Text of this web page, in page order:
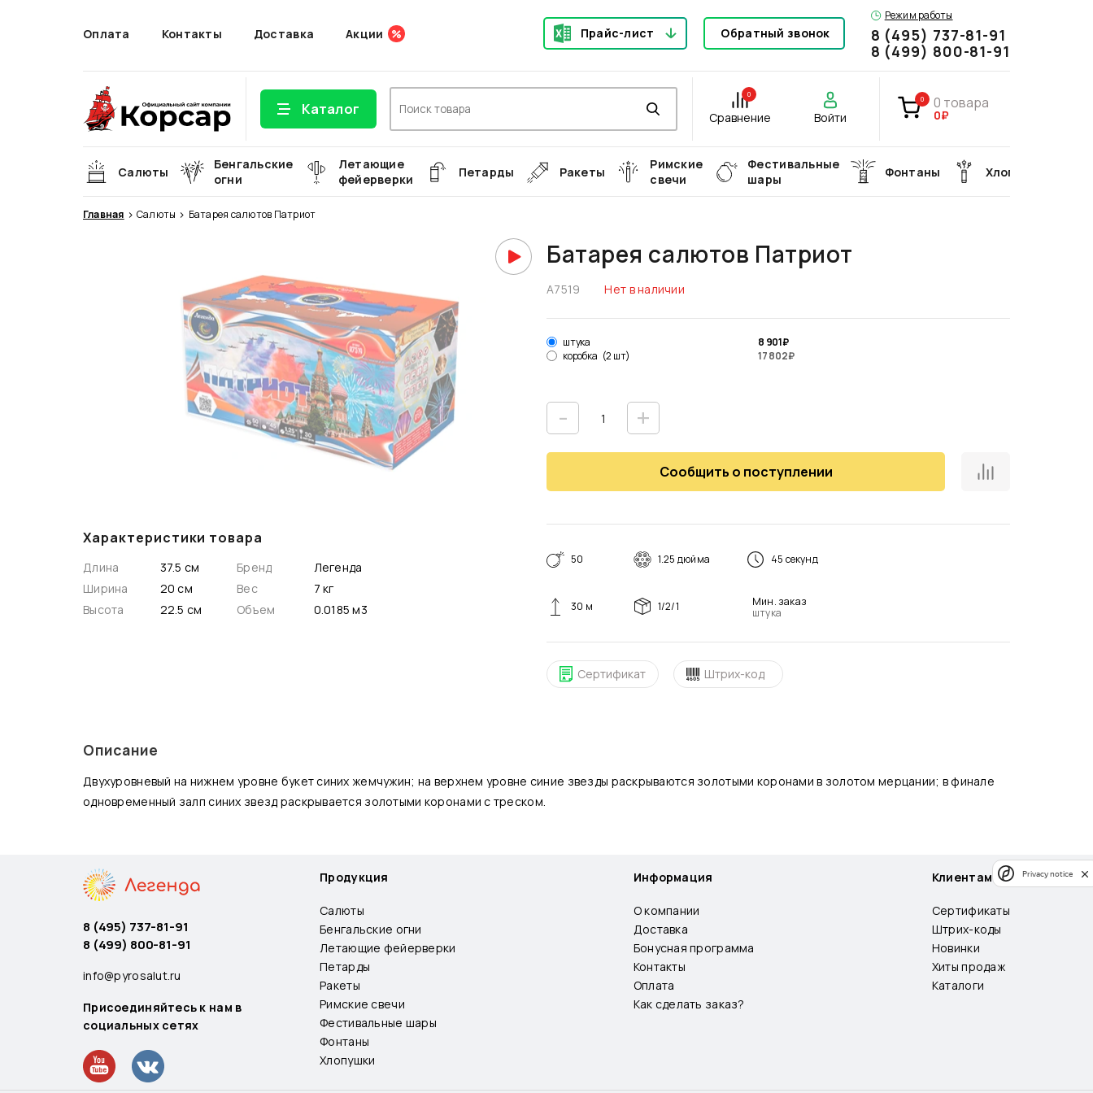
Оплата Контакты Доставка Акции Прайс-лист Обратный звонок
Режим работы
8 (495) 737-81-91
8 (499) 800-81-91
Каталог
0
Сравнение Войти
0 0 товара
0₽
Салюты
Бенгальские
огни
Летающие
фейерверки
Петарды Ракеты
Римские
свечи
Фестивальные
шары
Фонтаны Хлопушки
Главная Салюты Батарея салютов Патриот
Батарея салютов Патриот
А7519 Нет в наличии
штука 8 901₽
коробка (2 шт) 17 802₽
- +
Сообщить о поступлении
Характеристики товара
Длина
37.5 см
Ширина
20 см
Высота
22.5 см
Бренд
Легенда
Вес
7 кг
Объем
0.0185 м3
50 1.25 дюйма 45 секунд
30 м 1/2/1
Мин. заказ
штука
Сертификат Штрих-код
Описание
Двухуровневый на нижнем уровне букет синих жемчужин; на верхнем уровне синие звезды раскрываются золотыми коронами в золотом мерцании; в финале
одновременный залп синих звезд раскрывается золотыми коронами с треском.
8 (495) 737-81-91
8 (499) 800-81-91
info@pyrosalut.ru
Присоединяйтесь к нам в
социальных сетях
Продукция
Салюты
Бенгальские огни
Летающие фейерверки
Петарды
Ракеты
Римские свечи
Фестивальные шары
Фонтаны
Хлопушки
Информация
О компании
Доставка
Бонусная программа
Контакты
Оплата
Как сделать заказ?
Клиентам
Сертификаты
Штрих-коды
Новинки
Хиты продаж
Каталоги
Privacy notice